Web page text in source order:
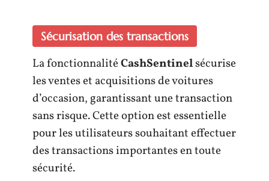
Sécurisation des transactions
La fonctionnalitéCashSentinelsécurise
les ventes et acquisitions de voitures
d’occasion, garantissant une transaction
sans risque. Cette option est essentielle
pour les utilisateurs souhaitant effectuer
des transactions importantes en toute
sécurité.